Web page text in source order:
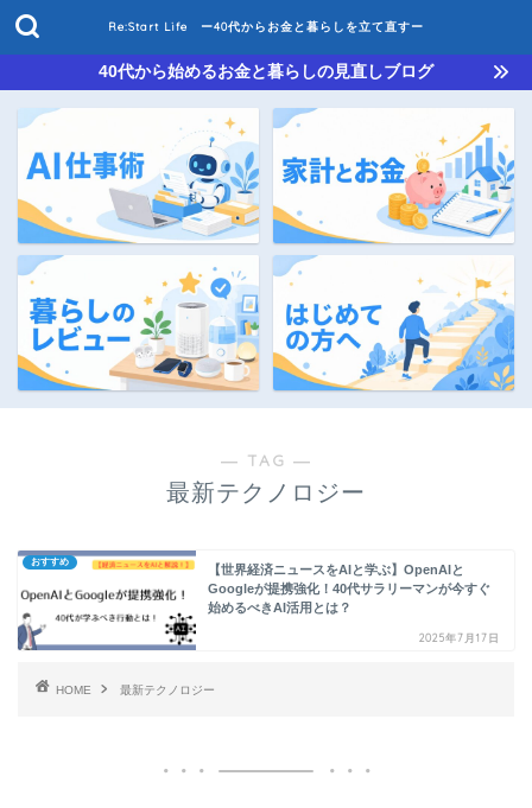
Re:Start Life ー40代からお金と暮らしを立て直すー
40代から始めるお金と暮らしの見直しブログ
― TAG ―
最新テクノロジー
おすすめ
【世界経済ニュースをAIと学ぶ】OpenAIと
Googleが提携強化！40代サラリーマンが今すぐ
始めるべきAI活用とは？
2025年7月17日
HOME 最新テクノロジー